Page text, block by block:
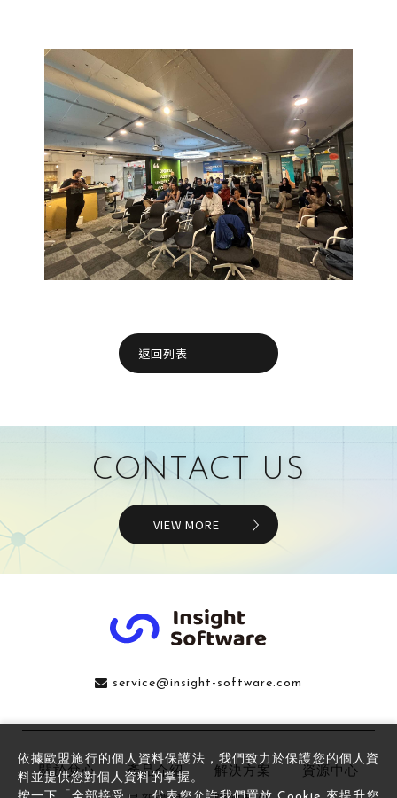
返回列表
CONTACT US
VIEW MORE
service@insight-software.com
關於兌心 產品介紹 解決方案 資源中心
依據歐盟施行的個人資料保護法，我們致力於保護您的個人資
料並提供您對個人資料的掌握。
僅必需的Cookies 同意